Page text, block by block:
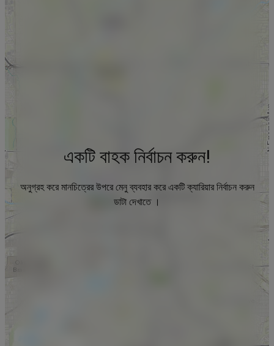
একটি বাহক নির্বাচন করুন!
অনুগ্রহ করে মানচিত্রের উপরে মেনু ব্যবহার করে একটি ক্যারিয়ার নির্বাচন করুন
ডাটা দেখাতে ।